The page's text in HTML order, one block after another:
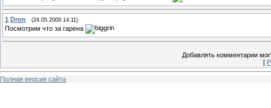
1 Dron (24.05.2009 14:11)
Посмотрим что за гарена
Добавлять комментарии
[
Полная версия сайта